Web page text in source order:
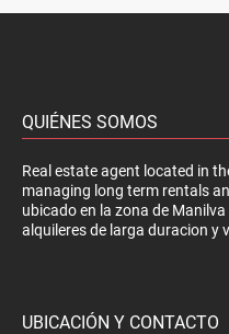
QUIÉNES SOMOS
Real estate agent located in
managing long term rentals
ubicado en la zona de
alquileres de larga duracion y
UBICACIÓN Y CONTACTO